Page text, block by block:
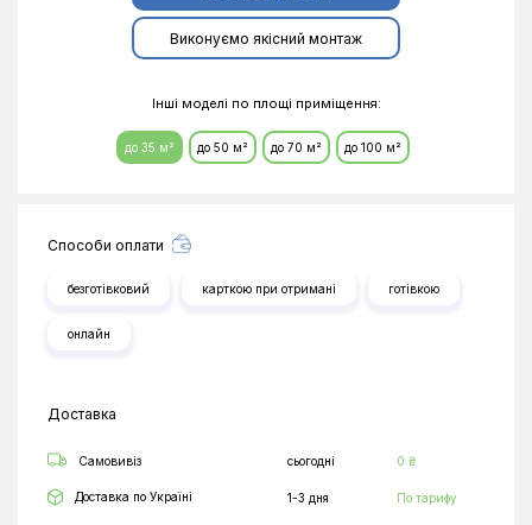
Виконуємо якісний монтаж
Інші моделі по площі приміщення:
до 35 м² до 50 м² до 70 м² до 100 м²
Способи оплати
безготівковий карткою при отримані готівкою
онлайн
Доставка
Самовивіз сьогодні 0 ₴
Доставка по Україні 1-3 дня По тарифу